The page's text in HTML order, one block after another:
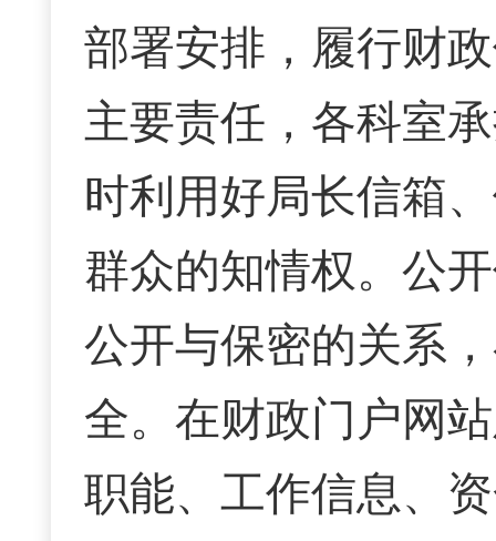
部署安排，履行财
主要责任，各科室
时利用好局长信箱
群众的知情权。公
公开与保密的关系
全。在财政门户网
职能、工作信息、